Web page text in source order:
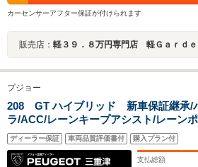
カーセンサーアフター保証が付けられます
販売店： 軽３９．８万円専門店 軽Ｇａｒｄ
プジョー
208 GT ハイブリッド 新車保証継承/
ラ/ACC/レーンキープアシスト/レーン
シスト/ブラインドスポットモニター/
ロント・バックソナー/アップルカープ
オート
ディーラー保証 車両品質評価書付 購入プラン付
支払総額